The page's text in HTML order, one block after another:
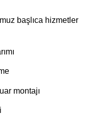
başlıca hizmetler
montajı